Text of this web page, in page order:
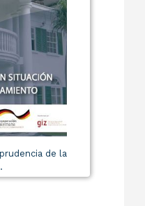
de la